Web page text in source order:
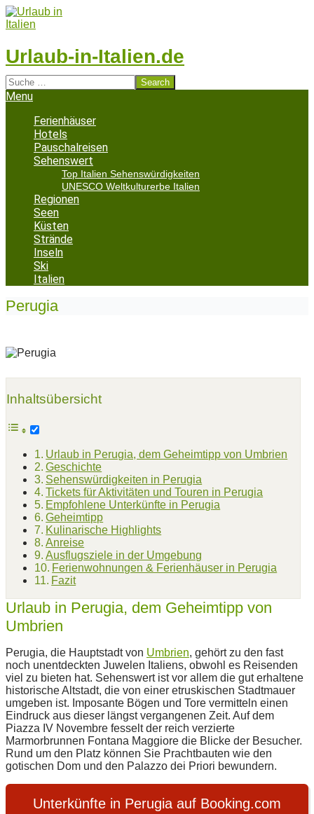
Skip
to
Urlaub-in-Italien.de
Search
Secondary
Menu
Ferienhäuser
Hotels
Pauschalreisen
Sehenswert
Top Italien Sehenswürdigkeiten
UNESCO Weltkulturerbe Italien
Regionen
Seen
Küsten
Strände
Inseln
Ski
Italien
Perugia
Inhaltsübersicht
Urlaub in Perugia, dem Geheimtipp von Umbrien
Geschichte
Sehenswürdigkeiten in Perugia
Tickets für Aktivitäten und Touren in Perugia
Empfohlene Unterkünfte in Perugia
Geheimtipp
Kulinarische Highlights
Anreise
Ausflugsziele in der Umgebung
Ferienwohnungen & Ferienhäuser in Perugia
Fazit
Urlaub in Perugia, dem Geheimtipp von
Umbrien
Perugia, die Hauptstadt von Umbrien, gehört zu den fast
noch unentdeckten Juwelen Italiens, obwohl es Reisenden
viel zu bieten hat. Sehenswert ist vor allem die gut erhaltene
historische Altstadt, die von einer etruskischen Stadtmauer
umgeben ist. Imposante Bögen und Tore vermitteln einen
Eindruck aus dieser längst vergangenen Zeit. Auf dem
Piazza IV Novembre fesselt der reich verzierte
Marmorbrunnen Fontana Maggiore die Blicke der Besucher.
Rund um den Platz können Sie Prachtbauten wie den
gotischen Dom und den Palazzo dei Priori bewundern.
Unterkünfte in Perugia auf Booking.com